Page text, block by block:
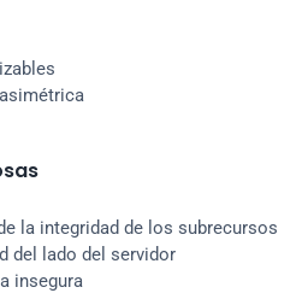
la integridad de los subrecursos
del lado del servidor
insegura